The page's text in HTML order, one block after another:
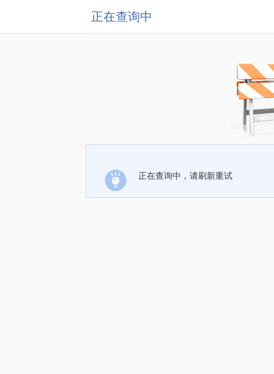
正在查询中
正在查询中，请刷新重试